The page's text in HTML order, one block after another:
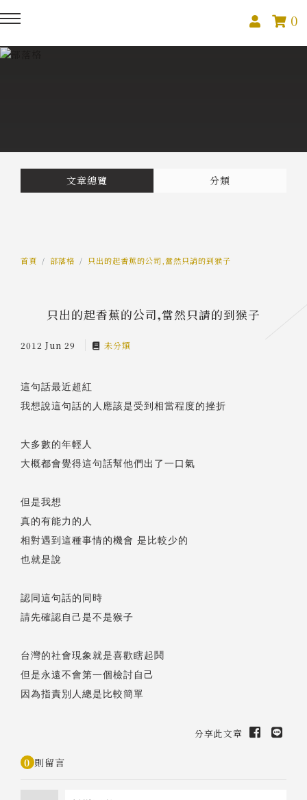
0
預約服務
影像紀錄
我的作品
文章總覽 分類
首頁 部落格 只出的起香蕉的公司,當然只請的到猴子
只出的起香蕉的公司,當然只請的到猴子
2012 Jun 29 未分類
這句話最近超紅
我想說這句話的人應該是受到相當程度的挫折
大多數的年輕人
大概都會覺得這句話幫他們出了一口氣
但是我想
真的有能力的人
相對遇到這種事情的機會 是比較少的
也就是說
認同這句話的同時
請先確認自己是不是猴子
台灣的社會現象就是喜歡瞎起鬨
但是永遠不會第一個檢討自己
因為指責別人總是比較簡單
分享此文章
0 則留言